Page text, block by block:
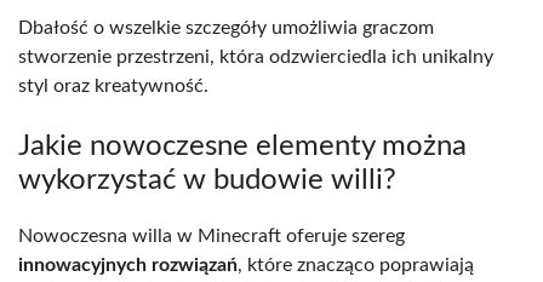
Dbałość o wszelkie szczegóły umożliwia graczom
stworzenie przestrzeni, która odzwierciedla ich unikalny
styl oraz kreatywność.
Jakie nowoczesne elementy można
wykorzystać w budowie willi?
Nowoczesna willa w Minecraft oferuje szereg
innowacyjnych rozwiązań, które znacząco poprawiają